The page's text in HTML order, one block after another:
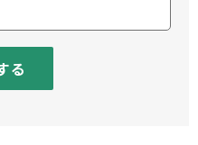
る